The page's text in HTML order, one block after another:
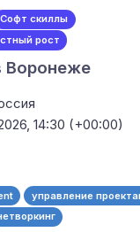
Софт скиллы
рост
Воронеже
14:30 (+00:00)
управление